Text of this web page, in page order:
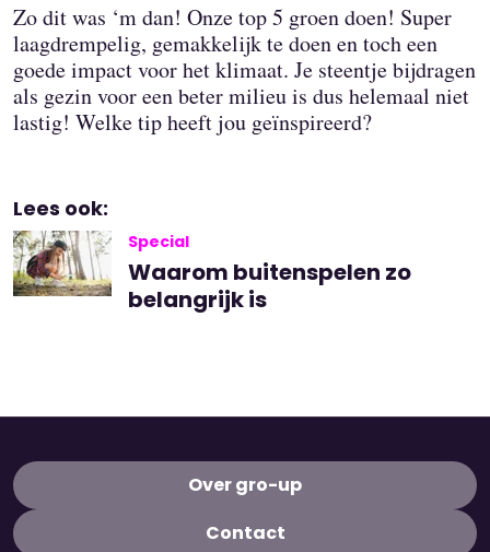
Zo dit was ‘m dan! Onze top 5 groen doen! Super
laagdrempelig, gemakkelijk te doen en toch een
goede impact voor het klimaat. Je steentje bijdragen
als gezin voor een beter milieu is dus helemaal niet
lastig! Welke tip heeft jou geïnspireerd?
Lees ook:
Special
Waarom buitenspelen zo
belangrijk is
Over gro-up
Contact